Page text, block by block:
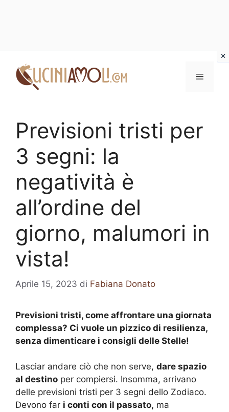
contenuto
Menu
Previsioni tristi per
3 segni: la
negatività è
all’ordine del
giorno, malumori in
vista!
Aprile 15, 2023 di Fabiana Donato
Previsioni tristi, come affrontare una giornata
complessa? Ci vuole un pizzico di resilienza,
senza dimenticare i consigli delle Stelle!
Lasciar andare ciò che non serve, dare spazio
al destino per compiersi. Insomma, arrivano
delle previsioni tristi per 3 segni dello Zodiaco.
Devono far i conti con il passato, ma